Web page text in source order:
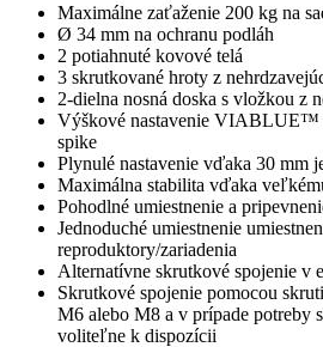
Maximálne zaťaženie 200 kg na
Ø 34 mm na ochranu podláh
2 potiahnuté kovové telá
3 skrutkované hroty z
2-dielna nosná doska s vložkou z
Výškové nastavenie VIABLUE™
spike
Plynulé nastavenie vďaka 30 mm
Maximálna stabilita vďaka
Pohodlné umiestnenie a
Jednoduché umiestnenie
reproduktory/zariadenia
Alternatívne skrutkové spojenie v
Skrutkové spojenie pomocou
M6 alebo M8 a v prípade potreby
voliteľne k dispozícii